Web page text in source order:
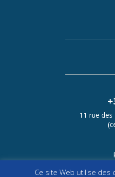
11 rue
Ce site Web utilise